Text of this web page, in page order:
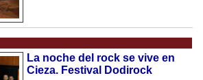
La noche del rock se vive en
Cieza. Festival Dodirock